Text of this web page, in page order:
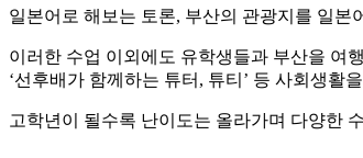
일본어로 해보는 토론, 부산의 관광지를 일
이러한 수업 이외에도 유학생들과 부산을 여
‘선후배가 함께하는 튜터, 튜티’ 등 사회생활
고학년이 될수록 난이도는 올라가며 다양한